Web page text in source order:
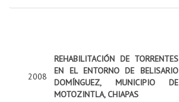
2008
REHABILITACIÓN DE TORRENTES
EN EL ENTORNO DE BELISARIO
DOMÍNGUEZ, MUNICIPIO DE
MOTOZINTLA, CHIAPAS